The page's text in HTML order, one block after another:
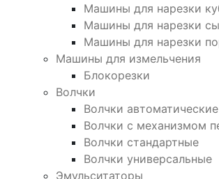
Машины для нарезки
Машины для нарезки
Машины для нарезки
Машины для измельчения
Блокорезки
Волчки
Волчки автоматические
Волчки с механизмом
Волчки стандартные
Волчки универсальные
Эмульситаторы